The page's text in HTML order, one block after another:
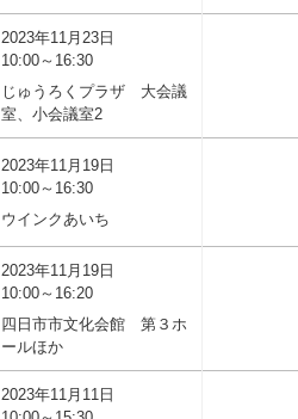
2023年11月23日
10:00～16:30
じゅうろくプラザ 大会議
室、小会議室2
2023年11月19日
10:00～16:30
ウインクあいち
2023年11月19日
10:00～16:20
四日市市文化会館 第３ホ
ールほか
2023年11月11日